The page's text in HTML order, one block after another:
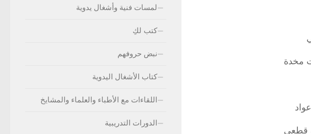
مخدة
قطعي
لمسات فنية وأشغال يدوية
كتب لكِ
نبض حروفهم
كتاب الأشغال اليدوية
اللقاءات مع الأطباء والعلماء والمشايخ
الدورات التدريبية